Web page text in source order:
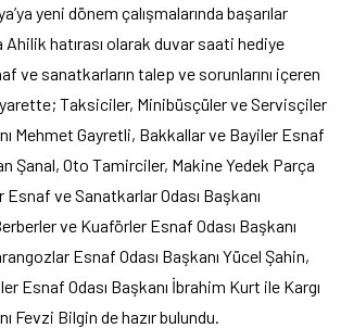
yeni dönem çalışmalarında başarılar
Ahilik hatırası olarak duvar saati hediye
ve sanatkarların talep ve sorunlarını içeren
Taksiciler, Minibüsçüler ve Servisçiler
Mehmet Gayretli, Bakkallar ve Bayiler Esnaf
Şanal, Oto Tamirciler, Makine Yedek Parça
Esnaf ve Sanatkarlar Odası Başkanı
ve Kuaförler Esnaf Odası Başkanı
Esnaf Odası Başkanı Yücel Şahin,
Esnaf Odası Başkanı İbrahim Kurt ile Kargı
Fevzi Bilgin de hazır bulundu.